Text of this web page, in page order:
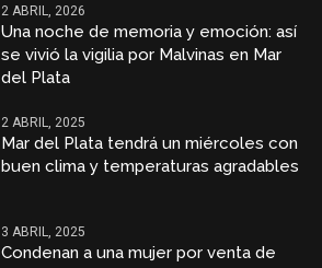
2 ABRIL, 2026
Una noche de memoria y emoción: así
se vivió la vigilia por Malvinas en Mar
del Plata
2 ABRIL, 2025
Mar del Plata tendrá un miércoles con
buen clima y temperaturas agradables
3 ABRIL, 2025
Condenan a una mujer por venta de